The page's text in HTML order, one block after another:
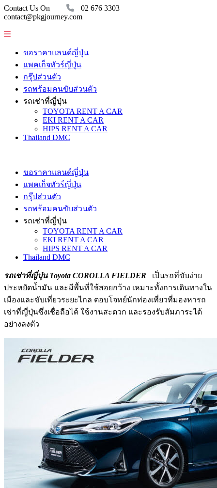
Contact Us On
02 676 3303
contact@pkgjourney.com
ขอราคาแลนด์ญี่ปุ่น
แพคเก็จทัวร์ญี่ปุ่น
กรุ๊ปส่วนตัว
รถพร้อมคนขับส่วนตัว
รถเช่าที่ญี่ปุ่น
TOYOTA RENT A CAR
EKI RENT A CAR
HIPS RENT A CAR
Thailand DMC
ขอราคาแลนด์ญี่ปุ่น
แพคเก็จทัวร์ญี่ปุ่น
กรุ๊ปส่วนตัว
รถพร้อมคนขับส่วนตัว
รถเช่าที่ญี่ปุ่น
TOYOTA RENT A CAR
EKI RENT A CAR
HIPS RENT A CAR
Thailand DMC
รถเช่าที่ญี่ปุ่น Toyota COROLLA FIELDER
เป็นรถที่ขับง่าย
ประหยัดน้ำมัน และมีพื้นที่ใช้สอยกว้าง เหมาะทั้งการเดินทางใน
เมืองและขับเที่ยวระยะไกล ตอบโจทย์นักท่องเที่ยวที่มองหารถ
เช่าที่ญี่ปุ่นซึ่งเชื่อถือได้ ใช้งานสะดวก และรองรับสัมภาระได้
อย่างลงตัว